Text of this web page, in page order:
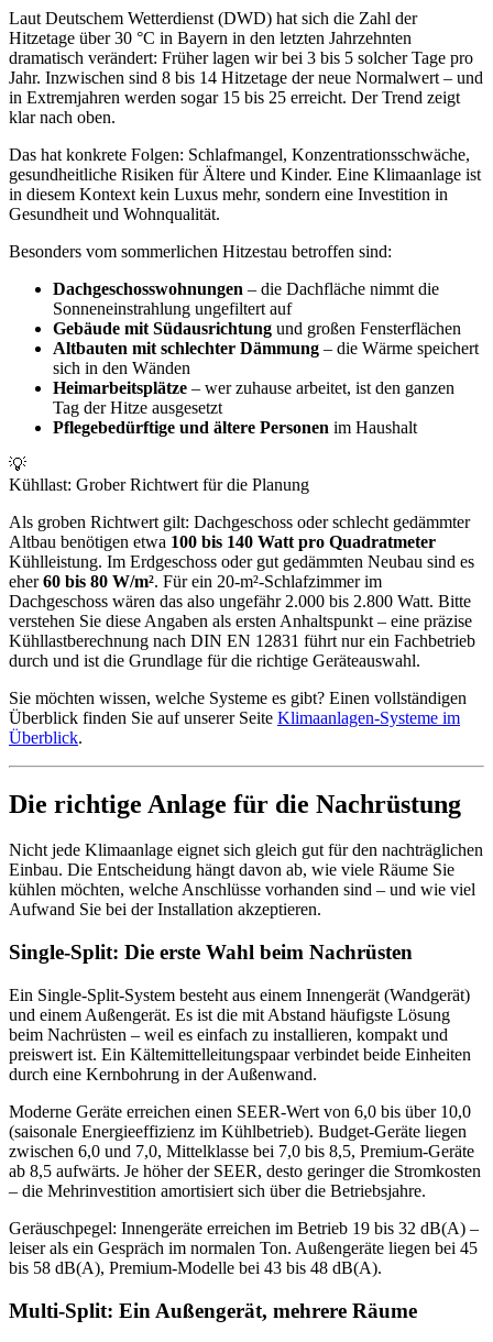
Laut Deutschem Wetterdienst (DWD) hat sich die Zahl der
Hitzetage über 30 °C in Bayern in den letzten Jahrzehnten
dramatisch verändert: Früher lagen wir bei 3 bis 5 solcher Tage pro
Jahr. Inzwischen sind 8 bis 14 Hitzetage der neue Normalwert – und
in Extremjahren werden sogar 15 bis 25 erreicht. Der Trend zeigt
klar nach oben.
Das hat konkrete Folgen: Schlafmangel, Konzentrationsschwäche,
gesundheitliche Risiken für Ältere und Kinder. Eine Klimaanlage ist
in diesem Kontext kein Luxus mehr, sondern eine Investition in
Gesundheit und Wohnqualität.
Besonders vom sommerlichen Hitzestau betroffen sind:
Dachgeschosswohnungen – die Dachfläche nimmt die
Sonneneinstrahlung ungefiltert auf
Gebäude mit Südausrichtung und großen Fensterflächen
Altbauten mit schlechter Dämmung – die Wärme speichert
sich in den Wänden
Heimarbeitsplätze – wer zuhause arbeitet, ist den ganzen
Tag der Hitze ausgesetzt
Pflegebedürftige und ältere Personen im Haushalt
💡
Kühllast: Grober Richtwert für die Planung
Als groben Richtwert gilt: Dachgeschoss oder schlecht gedämmter
Altbau benötigen etwa 100 bis 140 Watt pro Quadratmeter
Kühlleistung. Im Erdgeschoss oder gut gedämmten Neubau sind es
eher60 bis 80 W/m². Für ein 20-m²-Schlafzimmer im
Dachgeschoss wären das also ungefähr 2.000 bis 2.800 Watt. Bitte
verstehen Sie diese Angaben als ersten Anhaltspunkt – eine präzise
Kühllastberechnung nach DIN EN 12831 führt nur ein Fachbetrieb
durch und ist die Grundlage für die richtige Geräteauswahl.
Sie möchten wissen, welche Systeme es gibt? Einen vollständigen
Überblick finden Sie auf unserer Seite Klimaanlagen-Systeme im
Überblick.
Die richtige Anlage für die Nachrüstung
Nicht jede Klimaanlage eignet sich gleich gut für den nachträglichen
Einbau. Die Entscheidung hängt davon ab, wie viele Räume Sie
kühlen möchten, welche Anschlüsse vorhanden sind – und wie viel
Aufwand Sie bei der Installation akzeptieren.
Single-Split: Die erste Wahl beim Nachrüsten
Ein Single-Split-System besteht aus einem Innengerät (Wandgerät)
und einem Außengerät. Es ist die mit Abstand häufigste Lösung
beim Nachrüsten – weil es einfach zu installieren, kompakt und
preiswert ist. Ein Kältemittelleitungspaar verbindet beide Einheiten
durch eine Kernbohrung in der Außenwand.
Moderne Geräte erreichen einen SEER-Wert von 6,0 bis über 10,0
(saisonale Energieeffizienz im Kühlbetrieb). Budget-Geräte liegen
zwischen 6,0 und 7,0, Mittelklasse bei 7,0 bis 8,5, Premium-Geräte
ab 8,5 aufwärts. Je höher der SEER, desto geringer die Stromkosten
– die Mehrinvestition amortisiert sich über die Betriebsjahre.
Geräuschpegel: Innengeräte erreichen im Betrieb 19 bis 32 dB(A) –
leiser als ein Gespräch im normalen Ton. Außengeräte liegen bei 45
bis 58 dB(A), Premium-Modelle bei 43 bis 48 dB(A).
Multi-Split: Ein Außengerät, mehrere Räume